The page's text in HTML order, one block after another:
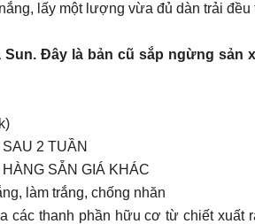
lấy một lượng vừa đủ dàn trải
Sun. Đây là bản cũ sắp ngừng
2 TUẦN
SẴN GIÁ KHÁC
làm trắng, chống nhăn
các thanh phần hữu cơ từ chiết